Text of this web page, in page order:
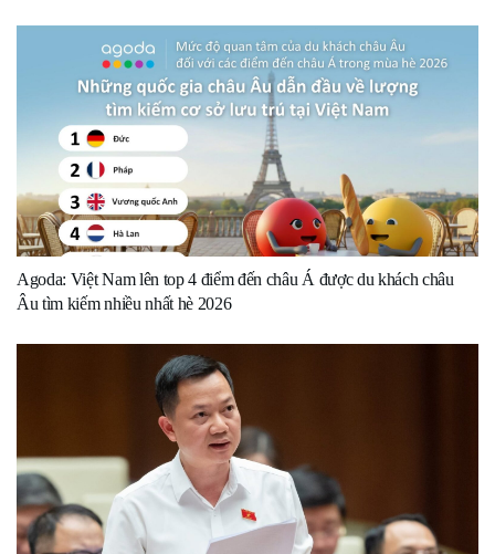
Agoda: Việt Nam lên top 4 điểm đến châu Á được du khách châu
Âu tìm kiếm nhiều nhất hè 2026